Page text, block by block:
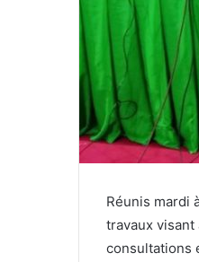
Réunis mardi
travaux
consultations